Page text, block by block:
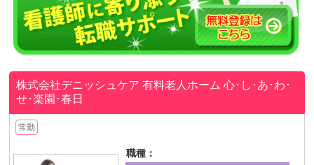
株式会社デニッシュケア有料老人ホーム 心･し･あ･わ･
せ･楽園･春日
常勤
職種：